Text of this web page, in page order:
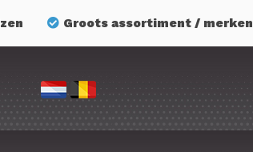
Groots assortiment / merken